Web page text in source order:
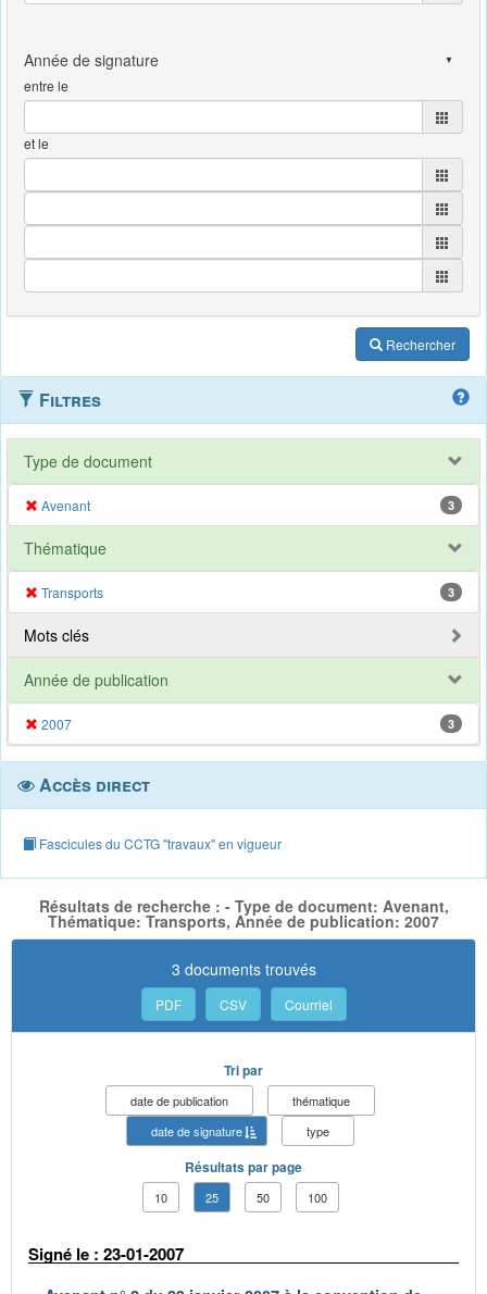
entre le
et le
Rechercher
Filtres
Type de document
Avenant 3
Thématique
Transports 3
Mots clés
Année de publication
2007 3
Accès direct
Fascicules du CCTG "travaux" en vigueur
Résultats de recherche : - Type de document: Avenant,
Thématique: Transports, Année de publication: 2007
3 documents trouvés
PDF CSV Courriel
Tri par
date de publication
thématique
date de signature
type
Résultats par page
10 25 50 100
Signé le : 23-01-2007